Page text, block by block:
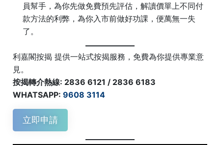
員幫手，為你先做免費預先評估，解讀價單上不同付
款方法的利弊，為你入市前做好功課，便萬無一失
了。
利嘉閣按揭 提供一站式按揭服務，免費為你提供專業意
見。
按揭轉介熱線: 2836 6121 / 2836 6183
WHATSAPP:9608 3114
立即申請